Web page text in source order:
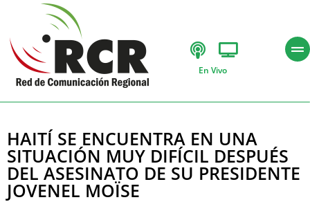
En Vivo
HAITÍ SE ENCUENTRA EN UNA
SITUACIÓN MUY DIFÍCIL DESPUÉS
DEL ASESINATO DE SU PRESIDENTE
JOVENEL MOÏSE